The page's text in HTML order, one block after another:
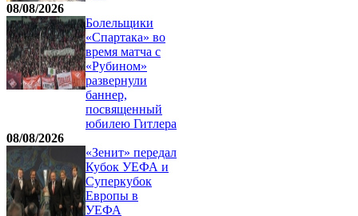
08/08/2026
Болельщики
«Спартака» во
время матча с
«Рубином»
развернули
баннер,
посвященный
юбилею Гитлера
08/08/2026
«Зенит» передал
Кубок УЕФА и
Суперкубок
Европы в
УЕФА